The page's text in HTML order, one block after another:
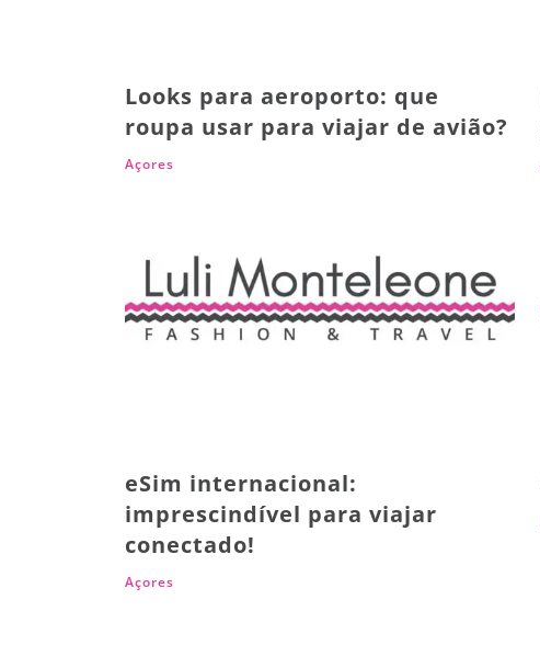
Looks para aeroporto: que
roupa usar para viajar de avião?
Açores
eSim internacional:
imprescindível para viajar
conectado!
Açores